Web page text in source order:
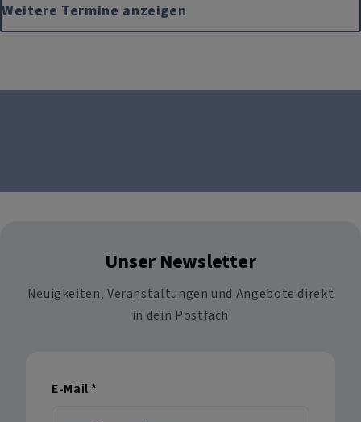
Weitere Termine anzeigen
Unser Newsletter
Neuigkeiten, Veranstaltungen und Angebote direkt
in dein Postfach
E-Mail *